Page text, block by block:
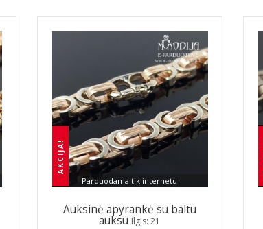
Parduodama tik internetu
AKCIJA!
Auksinė apyrankė su baltu
auksu Ilgis: 21